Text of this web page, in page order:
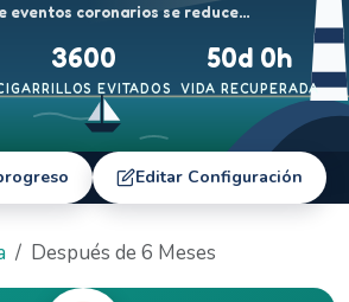
eventos coronarios se reduce…
3600 50d 0h
EVITADOS VIDA RECUPERADA
Editar Configuración
Después de 6 Meses